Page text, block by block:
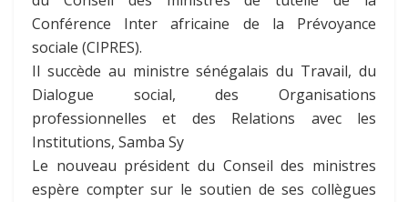
Conférence Inter africaine de la Prévoyance
sociale (CIPRES).
Il succède au ministre sénégalais du Travail, du
Dialogue social, des Organisations
professionnelles et des Relations avec les
Institutions, Samba Sy
Le nouveau président du Conseil des ministres
espère compter sur le soutien de ses collègues